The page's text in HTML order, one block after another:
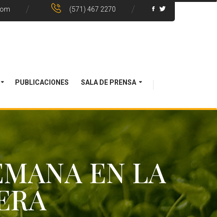
(571) 467 2270
PUBLICACIONES SALA DE PRENSA
EN LA